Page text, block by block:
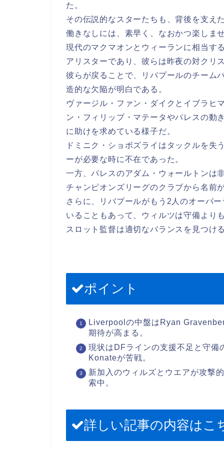
た。
その伝説的なスターたちも、背後を支え
働きなしには、素早く、なおかつ楽しま
現代のマクマオンとウィーランに相当す
アリスターであり、彼らは昨夜の対クリ
彼らが戻ることで、リバプールのチーム
造的な欠陥が明白である。
ヴァージル・ファン・ダイクとイブラヒ
ン・フィリップ・マテータやパレスの動
に助けを求めている様子だ。
ドミニク・ショボズライはタックルを失
ーが必要な時に不在であった。
一方、パレスのアダム・ウォールトンは
チャンピオンズリーグのクラブから名前
さらに、リバプールがもう2人のオーバ
いることもあって、ウィルツは守備より
スロット監督は適切なバランスを見つけ
ポイント
Liverpoolの中盤はRyan
期待が高まる。
現状はDFラインの支援不足と守
Konateが苦戦。
新加入のウィルズとウエアが攻撃
索中。
詳しい記事の内容はこ